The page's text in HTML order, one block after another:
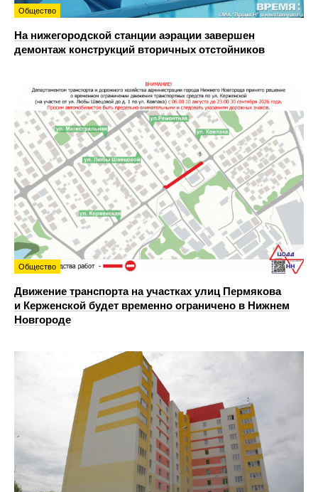
Общество
На нижегородской станции аэрации завершен
демонтаж конструкций вторичных отстойников
Общество
Движение транспорта на участках улиц Пермякова
и Керженской будет временно ограничено в Нижнем
Новгороде